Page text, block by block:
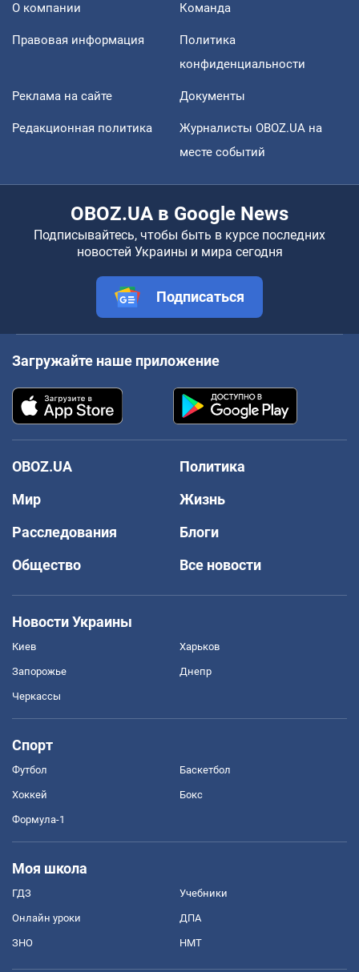
О компании Команда
Правовая информация
Политика
конфиденциальности
Реклама на сайте Документы
Редакционная политика
Журналисты OBOZ.UA на
месте событий
OBOZ.UA в Google News
Подписывайтесь, чтобы быть в курсе последних
новостей Украины и мира сегодня
Подписаться
Загружайте наше приложение
OBOZ.UA
Политика
Мир
Жизнь
Расследования
Блоги
Общество
Все новости
Новости Украины
Киев Харьков
Запорожье Днепр
Черкассы
Спорт
Футбол Баскетбол
Хоккей Бокс
Формула-1
Моя школа
ГДЗ Учебники
Онлайн уроки ДПА
ЗНО НМТ